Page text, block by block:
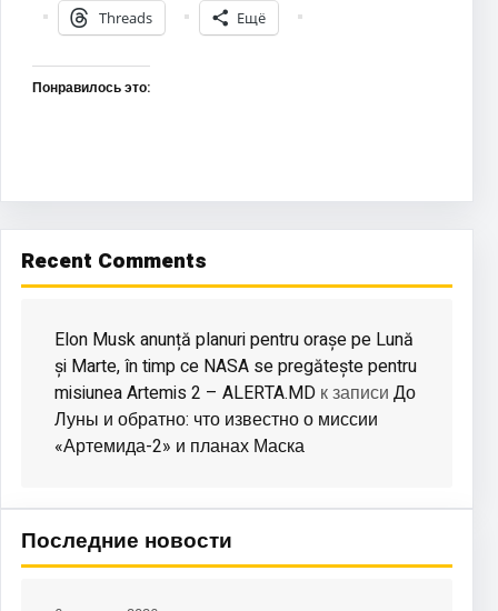
Threads Ещё
Понравилось это:
Recent Comments
Elon Musk anunță planuri pentru orașe pe Lună
și Marte, în timp ce NASA se pregătește pentru
misiunea Artemis 2 – ALERTA.MD к записи До
Луны и обратно: что известно о миссии
«Артемида-2» и планах Маска
Последние новости